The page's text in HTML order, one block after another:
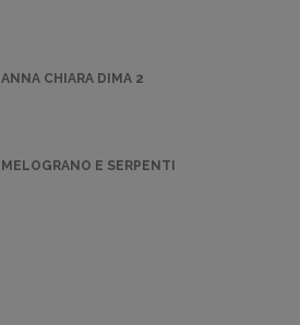
ANNA CHIARA DIMA 2
MELOGRANO E SERPENTI